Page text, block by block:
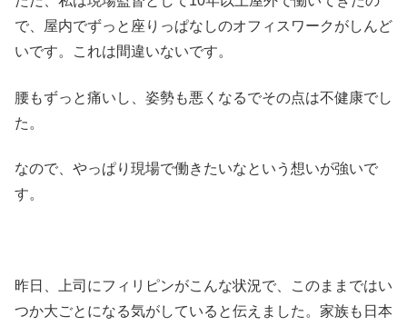
で、屋内でずっと座りっぱなしのオフィスワークがしんど
いです。これは間違いないです。
腰もずっと痛いし、姿勢も悪くなるでその点は不健康でし
た。
なので、やっぱり現場で働きたいなという想いが強いで
す。
昨日、上司にフィリピンがこんな状況で、このままではい
つか大ごとになる気がしていると伝えました。家族も日本